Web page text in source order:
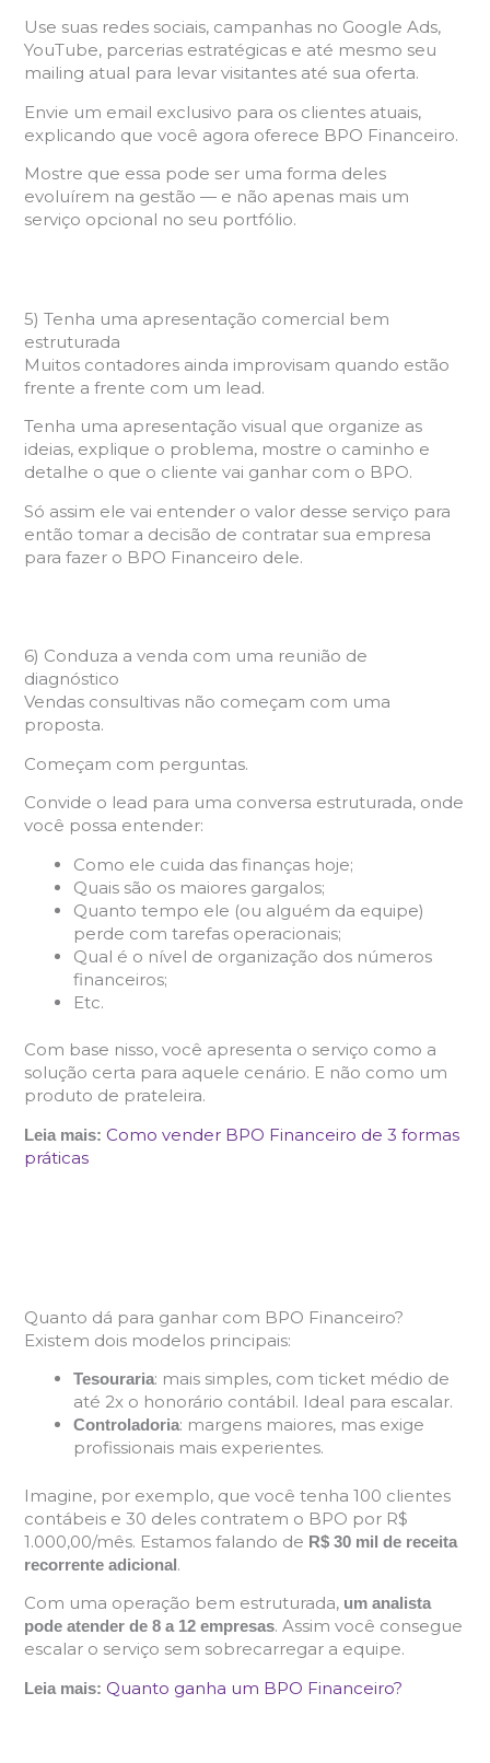
Use suas redes sociais, campanhas no Google Ads,
YouTube, parcerias estratégicas e até mesmo seu
mailing atual para levar visitantes até sua oferta.
Envie um email exclusivo para os clientes atuais,
explicando que você agora oferece BPO Financeiro.
Mostre que essa pode ser uma forma deles
evoluírem na gestão — e não apenas mais um
serviço opcional no seu portfólio.
5) Tenha uma apresentação comercial bem
estruturada
Muitos contadores ainda improvisam quando estão
frente a frente com um lead.
Tenha uma apresentação visual que organize as
ideias, explique o problema, mostre o caminho e
detalhe o que o cliente vai ganhar com o BPO.
Só assim ele vai entender o valor desse serviço para
então tomar a decisão de contratar sua empresa
para fazer o BPO Financeiro dele.
6) Conduza a venda com uma reunião de
diagnóstico
Vendas consultivas não começam com uma
proposta.
Começam com perguntas.
Convide o lead para uma conversa estruturada, onde
você possa entender:
Como ele cuida das finanças hoje;
Quais são os maiores gargalos;
Quanto tempo ele (ou alguém da equipe)
perde com tarefas operacionais;
Qual é o nível de organização dos números
financeiros;
Etc.
Com base nisso, você apresenta o serviço como a
solução certa para aquele cenário. E não como um
produto de prateleira.
Leia mais: Como vender BPO Financeiro de 3 formas
práticas
Quanto dá para ganhar com BPO Financeiro?
Existem dois modelos principais:
Tesouraria: mais simples, com ticket médio de
até 2x o honorário contábil. Ideal para escalar.
Controladoria: margens maiores, mas exige
profissionais mais experientes.
Imagine, por exemplo, que você tenha 100 clientes
contábeis e 30 deles contratem o BPO por R$
1.000,00/mês. Estamos falando de R$ 30 mil de receita
recorrente adicional.
Com uma operação bem estruturada, um analista
pode atender de 8 a 12 empresas. Assim você consegue
escalar o serviço sem sobrecarregar a equipe.
Leia mais: Quanto ganha um BPO Financeiro?